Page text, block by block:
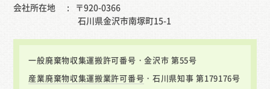
会社所在地
〒920-0366
石川県金沢市南塚町15-1
一般廃棄物収集運搬許可番号・金沢市 第55号
産業廃棄物収集運搬業許可番号 ・石川県知事 第179176号